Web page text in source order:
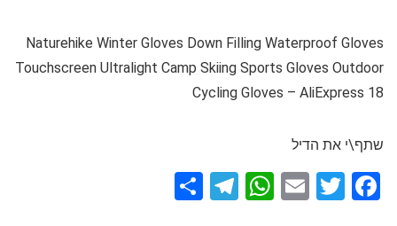
Naturehike Winter Gloves Down Filling Waterproof Gloves
Touchscreen Ultralight Camp Skiing Sports Gloves Outdoor
Cycling Gloves – AliExpress 18
שתף\י את הדיל
F
T
E
W
T